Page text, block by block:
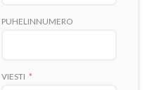
PUHELINNUMERO
VIESTI